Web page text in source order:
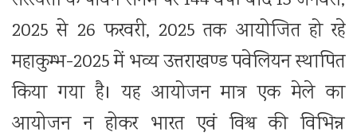
2025 से 26 फरवरी, 2025 तक आयोजित हो रहे
महाकुम्भ-2025 में भव्य उत्तराखण्ड पवेलियन स्थापित
किया गया है। यह आयोजन मात्र एक मेले का
आयोजन न होकर भारत एवं विश्व की विभिन्न